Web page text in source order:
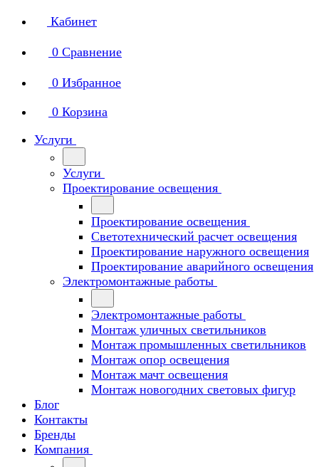
Кабинет
0 Сравнение
0 Избранное
0 Корзина
Услуги
Услуги
Проектирование освещения
Проектирование освещения
Светотехнический расчет освещения
Проектирование наружного освещения
Проектирование аварийного освещения
Электромонтажные работы
Электромонтажные работы
Монтаж уличных светильников
Монтаж промышленных светильников
Монтаж опор освещения
Монтаж мачт освещения
Монтаж новогодних световых фигур
Блог
Контакты
Бренды
Компания